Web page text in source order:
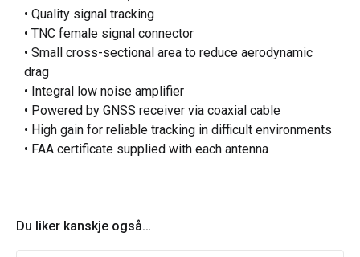
• Quality signal tracking
• TNC female signal connector
• Small cross-sectional area to reduce aerodynamic
drag
• Integral low noise amplifier
• Powered by GNSS receiver via coaxial cable
• High gain for reliable tracking in difficult environments
• FAA certificate supplied with each antenna
Du liker kanskje også…